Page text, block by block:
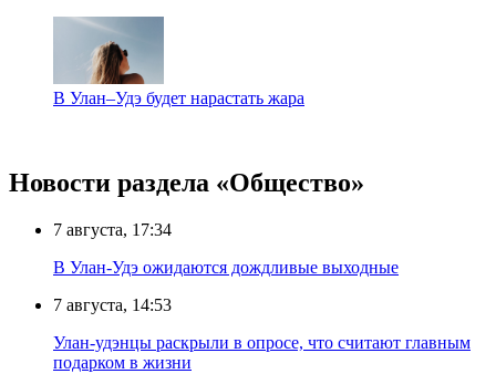
В Улан–Удэ будет нарастать жара
Новости раздела «Общество»
7 августа, 17:34
В Улан-Удэ ожидаются дождливые выходные
7 августа, 14:53
Улан-удэнцы раскрыли в опросе, что считают главным
подарком в жизни